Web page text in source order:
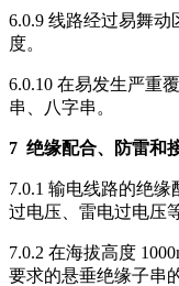
6.0.9 线路经过易舞
度。
6.0.10 在易发生严重
串、八字串。
7 绝缘配合、防雷和
7.0.1 输电线路的绝
过电压、雷电过电压
7.0.2 在海拔高度
要求的悬垂绝缘子串